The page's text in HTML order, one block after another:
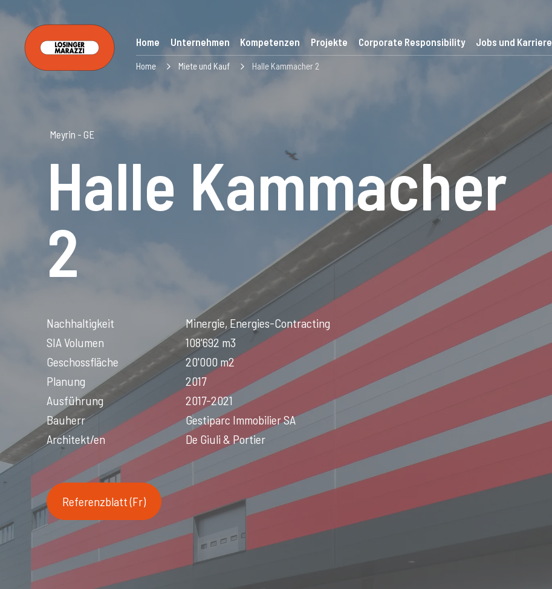
Home Unternehmen Kompetenzen Projekte Corporate Responsibility Jobs und Karriere
Home Miete und Kauf Halle Kammacher 2
Meyrin - GE
Halle Kammacher
2
Nachhaltigkeit
Minergie, Energies-Contracting
SIA Volumen
108'692 m3
Geschossfläche
20'000 m2
Planung
2017
Ausführung
2017-2021
Bauherr
Gestiparc Immobilier SA
Architekt/en
De Giuli & Portier
Referenzblatt (Fr)